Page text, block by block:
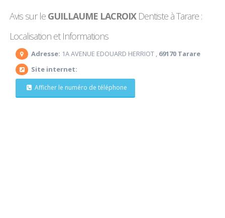
Avis sur le GUILLAUME LACROIXDentiste à Tarare :
Localisation et Informations
Adresse: 1A AVENUE EDOUARD HERRIOT , 69170 Tarare
Site internet:
Afficher le numéro de téléphone